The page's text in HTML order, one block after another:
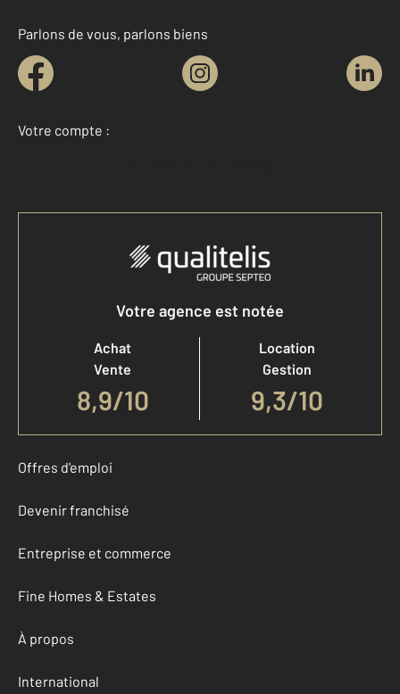
Parlons de vous, parlons biens
Votre compte :
Accéder à mon compte
Votre agence est notée
Achat
Vente
8,9/10
Location
Gestion
9,3/10
Offres d'emploi
Devenir franchisé
Entreprise et commerce
Fine Homes & Estates
À propos
International